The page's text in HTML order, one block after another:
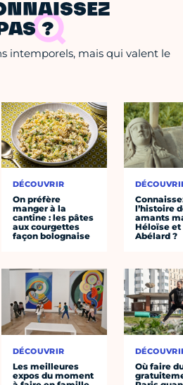
?
intemporels, mais qui valent le
DÉCOUVRIR
On préfère
manger à la
cantine : les pâtes
aux courgettes
façon bolognaise
DÉCOUVRIR
Les meilleures
expos du moment
l’histoire
amants
Héloïse et
Abélard ?
Où faire